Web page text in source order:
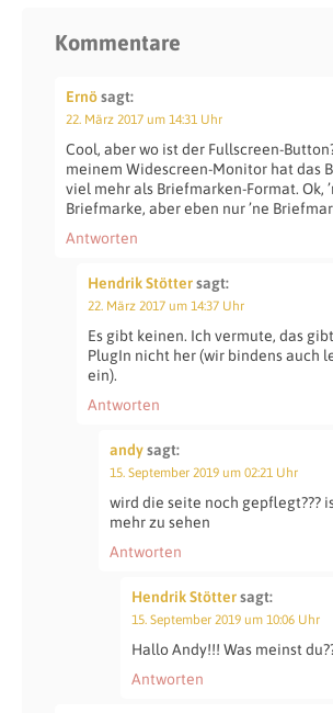
Kommentare
Ernösagt:
22. März 2017 um 14:31 Uhr
Cool, aber wo ist der Fullscreen-
meinem Widescreen-Monitor hat das
viel mehr als Briefmarken-Format. Ok,
Briefmarke, aber eben nur ’ne
Antworten
Hendrik Stöttersagt:
22. März 2017 um 14:37 Uhr
Es gibt keinen. Ich vermute, das
PlugIn nicht her (wir bindens auch
ein).
Antworten
andysagt:
15. September 2019 um 02:21 Uhr
wird die seite noch gepflegt???
mehr zu sehen
Antworten
Hendrik Stöttersagt:
15. September 2019 um 10:06 Uhr
Hallo Andy!!! Was meinst
Antworten